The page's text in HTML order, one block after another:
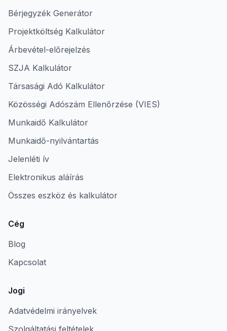
Bérjegyzék Generátor
Projektköltség Kalkulátor
Árbevétel-előrejelzés
SZJA Kalkulátor
Társasági Adó Kalkulátor
Közösségi Adószám Ellenőrzése (VIES)
Munkaidő Kalkulátor
Munkaidő-nyilvántartás
Jelenléti ív
Elektronikus aláírás
Összes eszköz és kalkulátor
Cég
Blog
Kapcsolat
Jogi
Adatvédelmi irányelvek
Szolgáltatási feltételek